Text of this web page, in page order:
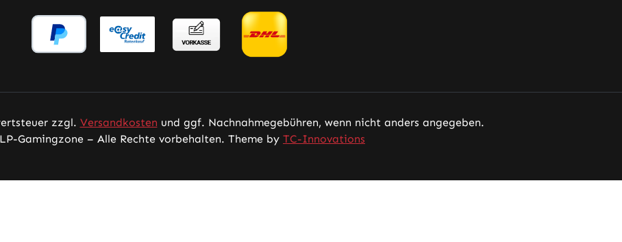
zzgl. Versandkosten und ggf. Nachnahmegebühren, wenn nicht anders angegeben.
Gamingzone – Alle Rechte vorbehalten. Theme by TC-Innovations